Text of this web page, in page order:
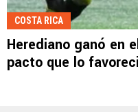
COSTA RICA
Herediano ganó en
pacto que lo